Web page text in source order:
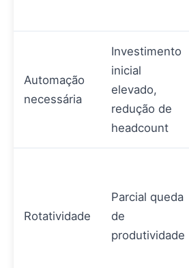
Automação
necessária
Investimento
inicial
elevado,
redução de
headcount
Rotatividade
Parcial queda
de
produtividade